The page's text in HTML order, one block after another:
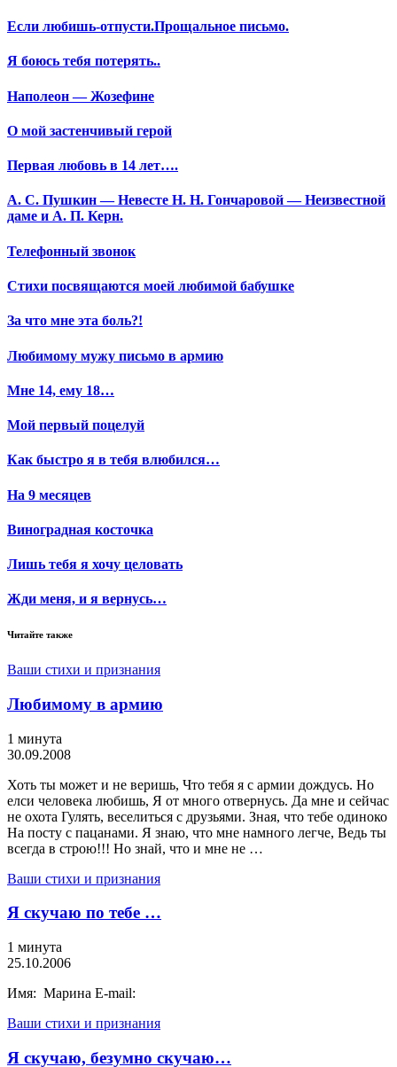
Если любишь-отпусти.Прощальное письмо.
Я боюсь тебя потерять..
Наполеон — Жозефине
О мой застенчивый герой
Первая любовь в 14 лет….
А. С. Пушкин — Невесте Н. Н. Гончаровой — Неизвестной
даме и А. П. Керн.
Телефонный звонок
Стихи посвящаются моей любимой бабушке
За что мне эта боль?!
Любимому мужу письмо в армию
Мне 14, ему 18…
Мой первый поцелуй
Как быстро я в тебя влюбился…
На 9 месяцев
Виноградная косточка
Лишь тебя я хочу целовать
Жди меня, и я вернусь…
Читайте также
Ваши стихи и признания
Любимому в армию
1 минута
30.09.2008
Хоть ты может и не веришь, Что тебя я с армии дождусь. Но
елси человека любишь, Я от много отвернусь. Да мне и сейчас
не охота Гулять, веселиться с друзьями. Зная, что тебе одиноко
На посту с пацанами. Я знаю, что мне намного легче, Ведь ты
всегда в строю!!! Но знай, что и мне не …
Ваши стихи и признания
Я скучаю по тебе …
1 минута
25.10.2006
Имя: Марина E-mail:
Ваши стихи и признания
Я скучаю, безумно скучаю…